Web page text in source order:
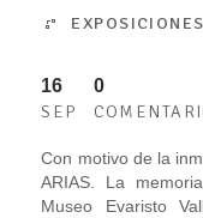
EXPOSICIONES
16
SEP
0
Con motivo de la
ARIAS. La
Museo Evaristo